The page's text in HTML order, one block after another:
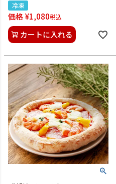
冷凍
価格¥1,080税込
カートに入れる